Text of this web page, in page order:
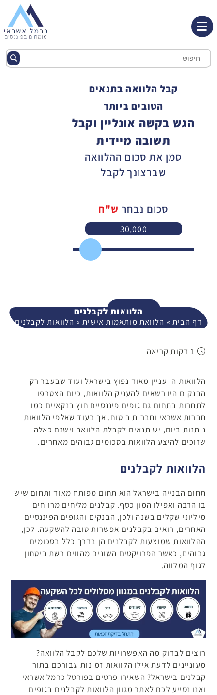
קבל הלוואה בתנאים
הטובים ביותר
הגש בקשה אונליין וקבל
תשובה מיידית
סמן את סכום ההלוואה
שברצונך לקבל
סכום נבחר ש"ח
30,000
המשך
הלוואות לקבלנים
דף הבית » הלוואת מותאמות אישית » הלוואות לקבלנים
הלוואות הן עניין מאוד נפוץ בישראל ועוד שבעבר רק
הבנקים היו רשאים להעניק הלוואות, כיום הצטרפו
לתחרות בתחום גם גופים פיננסיים חוץ בנקאיים כמו
חברות אשראי וחברות ביטוח. אך בעוד שאלפי הלוואות
ניתנות ביום, יש תנאים לקבלת הלוואה וישנם כאלה
שזוכים להיצע הלוואות בסכומים גבוהים מאחרים.
הלוואות לקבלנים
תחום הבנייה בישראל הוא תחום מפותח מאוד ותחום שיש
בו הרבה ואפילו המון כסף. קבלנים מליחים מרווחים
מיליוני שקלים בשנה ולכן, הבנקים והגופים הפיננסיים
האחרים, רואים בקבלנים אפשרות טובה להשקעה. לכן,
ההלוואות שמוצעות לקבלנים הן בדרך כלל בסכומים
גבוהים, כאשר הפרויקטים השונים מהווים רשת ביטחון
לגוף המלווה.
רוצים לבדוק מה האפשרויות שלכם לקבל הלוואה?
מעוניינים לדעת אילו הלוואות זמינות עבורכם בתור
קבלנים בישראל? השאירו פרטים בפורטל כרמל אשראי
ואנו נסייע לכם לאתר מגוון הלוואות לקבלנים בגופים